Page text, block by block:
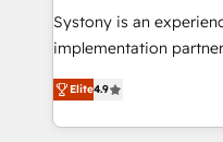
Your team learns while
broke. Built for mid-
constraints. By the Numbers 🏆 Top 1% of all
HubSpot partners 🔄
Systony is an
implementation
organization's needs
with your organization.
you are too. Why Systony? - 20+ years of
Elite4.9